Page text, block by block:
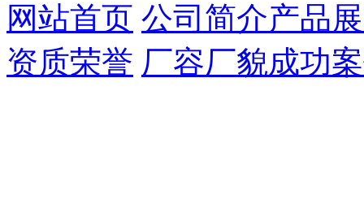
网站首页 公司简介产品
资质荣誉 厂容厂貌成功